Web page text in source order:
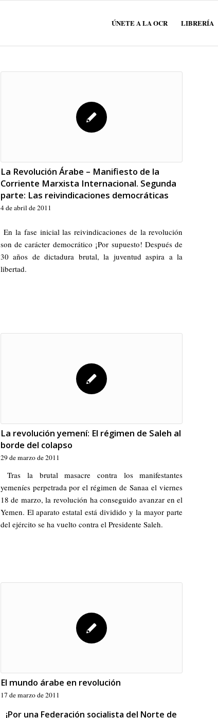
ÚNETE A LA OCR LIBRERÍA
La Revolución Árabe – Manifiesto de la
Corriente Marxista Internacional. Segunda
parte: Las reivindicaciones democráticas
4 de abril de 2011
En la fase inicial las reivindicaciones de la revolución
son de carácter democrático ¡Por supuesto! Después de
30 años de dictadura brutal, la juventud aspira a la
libertad.
La revolución yemení: El régimen de Saleh al
borde del colapso
29 de marzo de 2011
Tras la brutal masacre contra los manifestantes
yemeníes perpetrada por el régimen de Sanaa el viernes
18 de marzo, la revolución ha conseguido avanzar en el
Yemen. El aparato estatal está dividido y la mayor parte
del ejército se ha vuelto contra el Presidente Saleh.
El mundo árabe en revolución
17 de marzo de 2011
¡Por una Federación socialista del Norte de